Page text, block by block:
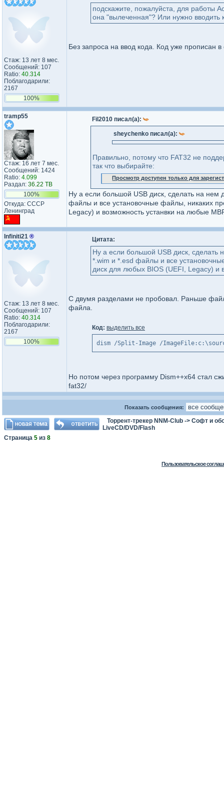
Стаж: 13 лет 8 мес.
Сообщений: 107
Ratio: 40.314
Поблагодарили:
2167
100%
подскажите, пожалуйста, для работы
она "вылеченная"? Или нужно вводить
Без запроса на ввод кода. Код уже прописан
tramp55
Стаж: 16 лет 7 мес.
Сообщений: 1424
Ratio: 4.099
Раздал: 36.22 TB
100%
Откуда: СССР
Ленинград
Fil2010 писал(а):
sheychenko писал(а):
Правильно, потому что FAT32 не
так что выбирайте:
Просмотр доступен только для
Ну а если большой USB диск, сделать на нем
файлы и все установочные файлы, никаких
Legacy) и возможность устанвки на любые
Infiniti21 ®
Стаж: 13 лет 8 мес.
Сообщений: 107
Ratio: 40.314
Поблагодарили:
2167
100%
Цитата:
Ну а если большой USB диск, сделать
*.wim и *.esd файлы и все
диск для любых BIOS (UEFI, Legacy) и
С двумя разделами не пробовал. Раньше
файла.
Код: выделить все
dism /Split-Image /
Но потом через программу Dism++x64 стал
fat32/
Показать сообщения:
Торрент-трекер NNM-Club -> Софт и
LiveCD/DVD/Flash
Страница 5 из 8
Пользовательское